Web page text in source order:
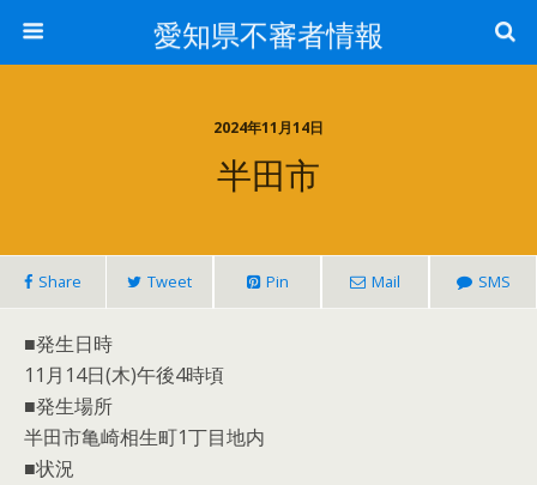
愛知県不審者情報
2024年11月14日
半田市
Share Tweet Pin Mail SMS
■発生日時
11月14日(木)午後4時頃
■発生場所
半田市亀崎相生町1丁目地内
■状況